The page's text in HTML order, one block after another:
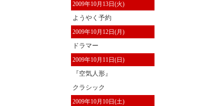
2009年10月13日(火)
ようやく予約
2009年10月12日(月)
ドラマー
2009年10月11日(日)
『空気人形』
クラシック
2009年10月10日(土)